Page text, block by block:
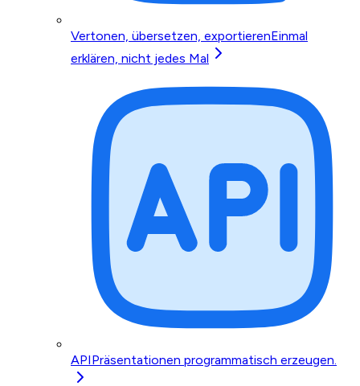
Vertonen, übersetzen, exportierenEinmal
erklären, nicht jedes Mal
APIPräsentationen programmatisch erzeugen.